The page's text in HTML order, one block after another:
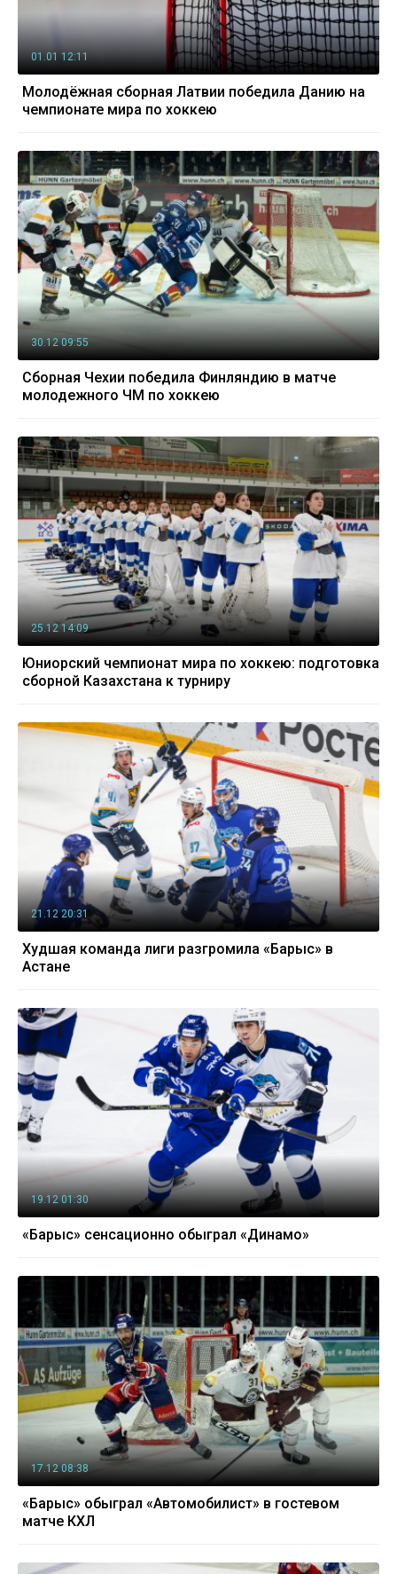
01.01 12:11
Молодёжная сборная Латвии победила Данию на
чемпионате мира по хоккею
30.12 09:55
Сборная Чехии победила Финляндию в матче
молодежного ЧМ по хоккею
25.12 14:09
Юниорский чемпионат мира по хоккею: подготовка
сборной Казахстана к турниру
21.12 20:31
Худшая команда лиги разгромила «Барыс» в
Астане
19.12 01:30
«Барыс» сенсационно обыграл «Динамо»
17.12 08:38
«Барыс» обыграл «Автомобилист» в гостевом
матче КХЛ